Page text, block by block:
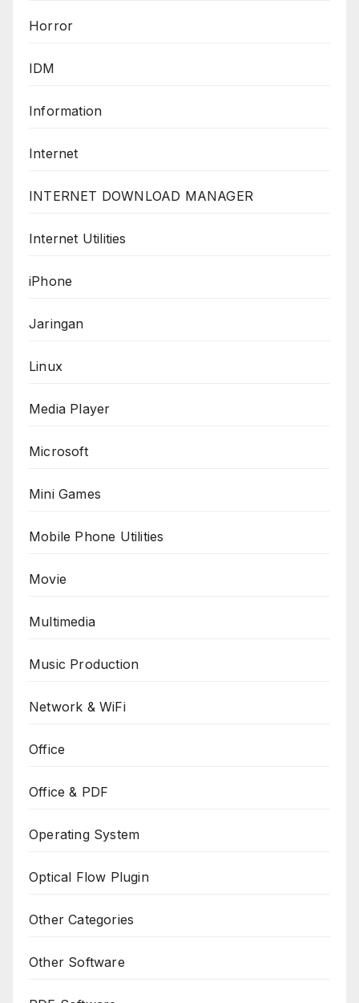
Horror
IDM
Information
Internet
INTERNET DOWNLOAD MANAGER
Internet Utilities
iPhone
Jaringan
Linux
Media Player
Microsoft
Mini Games
Mobile Phone Utilities
Movie
Multimedia
Music Production
Network & WiFi
Office
Office & PDF
Operating System
Optical Flow Plugin
Other Categories
Other Software